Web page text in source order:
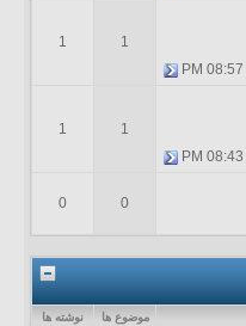
08:57 PM
1
1
08:43 PM
1
1
0
0
موضوع ها نوشته ها